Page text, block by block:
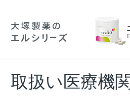
取扱い医療機